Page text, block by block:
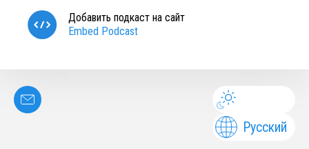
Добавить подкаст на сайт
Embed Podcast
Русский